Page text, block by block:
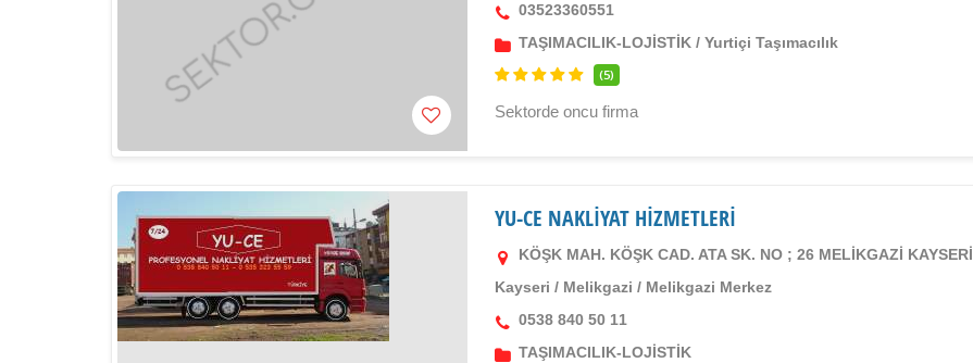
03523360551
TAŞIMACILIK-LOJİSTİK /Yurtiçi Taşımacılık
(5)
Sektorde oncu firma
YU-CE NAKLİYAT HİZMETLERİ
KÖŞK MAH. KÖŞK CAD. ATA SK. NO ; 26 MELİKGAZİ KAYSERİ
Kayseri / Melikgazi / Melikgazi Merkez
0538 840 50 11
TAŞIMACILIK-LOJİSTİK